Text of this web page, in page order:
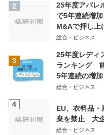
2
25年度アパ
で5年連続増
M&Aで押し上
総合・ビジネス
3
25年度レディ
ランキング
5年連続の増加
総合・ビジネス
4
EU、衣料品
棄を禁止 大
総合・ビジネス